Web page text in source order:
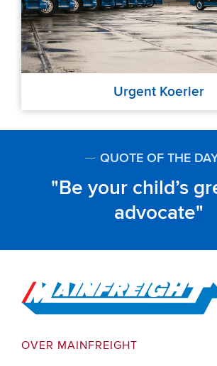
Urgent Koerier
QUOTE OF THE
Be your child’s
advocate
Go to Home
OVER MAINFREIGHT